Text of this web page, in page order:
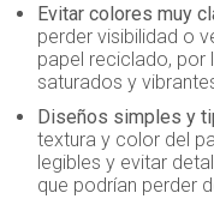
Evitar colores muy
perder visibilidad o
papel reciclado, por
saturados y
Diseños simples y
textura y color del
legibles y evitar
que podrían perder